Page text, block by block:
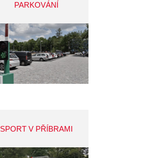
PARKOVÁNÍ
SPORT V PŘÍBRAMI